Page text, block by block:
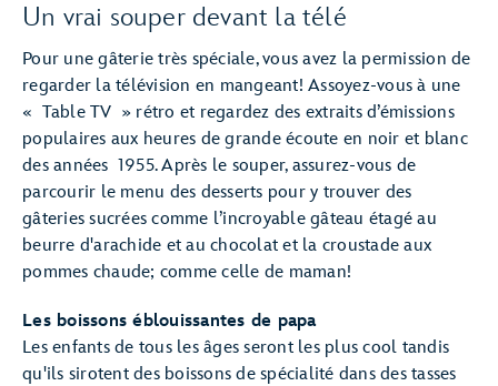
Un vrai souper devant la télé
Pour une gâterie très spéciale, vous avez la permission de
regarder la télévision en mangeant! Assoyez-vous à une
« Table TV » rétro et regardez des extraits d’émissions
populaires aux heures de grande écoute en noir et blanc
des années 1955. Après le souper, assurez-vous de
parcourir le menu des desserts pour y trouver des
gâteries sucrées comme l’incroyable gâteau étagé au
beurre d'arachide et au chocolat et la croustade aux
pommes chaude; comme celle de maman!
Les boissons éblouissantes de papa
Les enfants de tous les âges seront les plus cool tandis
qu'ils sirotent des boissons de spécialité dans des tasses